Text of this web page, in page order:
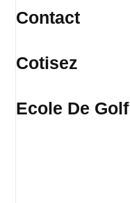
Contact
Cotisez
Ecole De Golf